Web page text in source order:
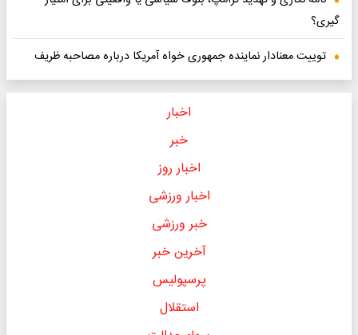
گیری؟
توییت معنادار نماینده جمهوری خواه آمریکا درباره مصاحبه ظریف
اخبار
خبر
اخبار روز
اخبار ورزشی
خبر ورزشی
آخرین خبر
پرسپولیس
استقلال